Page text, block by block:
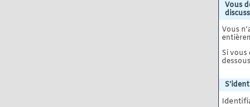
Vous
Vous
Si vous